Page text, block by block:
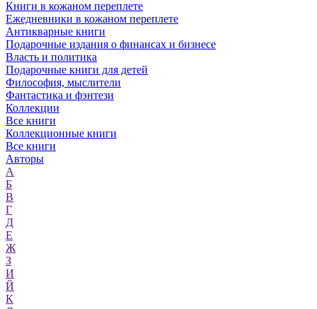
Книги в кожаном переплете
Ежедневники в кожаном переплете
Антикварные книги
Подарочные издания о финансах и бизнесе
Власть и политика
Подарочные книги для детей
Философия, мыслители
Фантастика и фэнтези
Коллекции
Все книги
Коллекционные книги
Все книги
Авторы
А
Б
В
Г
Д
Е
Ж
З
И
Й
К